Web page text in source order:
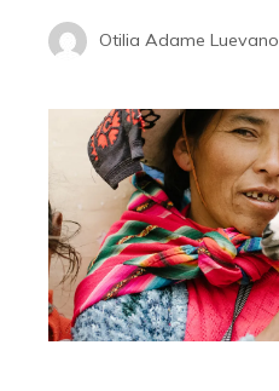
Otilia Adame Luevano